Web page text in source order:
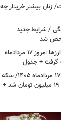
زنان بیشتر خریدار چه
/ شرایط جدید
شد
قیمت جدید دلار، یورو و سایر ارزها امروز ۱۷ مردادماه
قیمت جدید طلا و سکه امروز ۱۷ مردادماه ۱۴۰۵/ سکه
دوباره از این مرز عبور کرد؛ طلا ۱۹ میلیون تومان شد +